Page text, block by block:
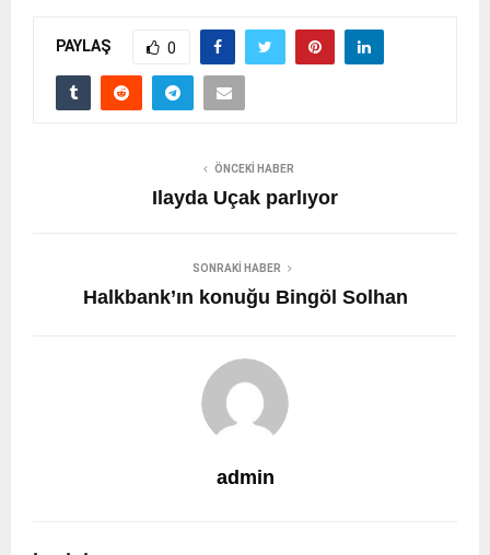
PAYLAŞ 0
ÖNCEKI HABER
Ilayda Uçak parlıyor
SONRAKI HABER
Halkbank’ın konuğu Bingöl Solhan
admin